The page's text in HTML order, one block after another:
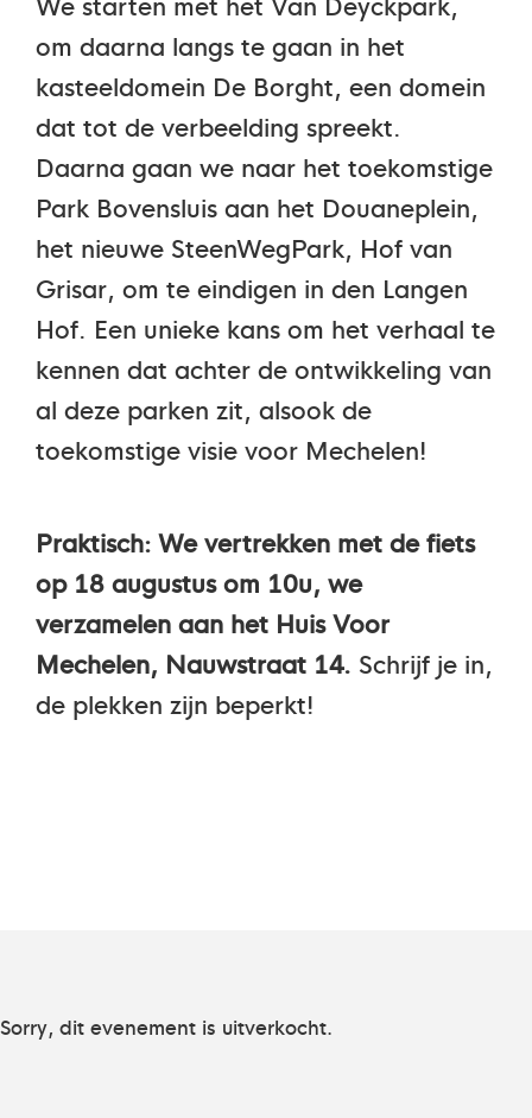
om daarna langs te gaan in het
kasteeldomein De Borght, een domein
dat tot de verbeelding spreekt.
Daarna gaan we naar het toekomstige
Park Bovensluis aan het Douaneplein,
het nieuwe SteenWegPark, Hof van
Grisar, om te eindigen in den Langen
Hof. Een unieke kans om het verhaal te
kennen dat achter de ontwikkeling van
al deze parken zit, alsook de
toekomstige visie voor Mechelen!
Praktisch: We vertrekken met de fiets
op 18 augustus om 10u, we
verzamelen aan het Huis Voor
Mechelen, Nauwstraat 14. Schrijf je in,
de plekken zijn beperkt!
Sorry, dit evenement is uitverkocht.